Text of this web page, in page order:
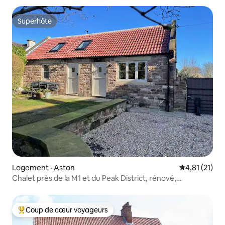
Superhôte
Superhôte
Logement · Aston Note
4,81 (21)
Chalet près de la M1 et du Peak District, rénové,
Coup de cœur voyageurs parmi les plus aimés
Coup de cœur voyageurs